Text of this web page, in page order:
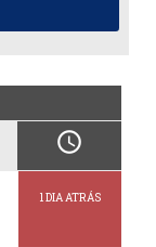
schedule
1 DIA ATRÁS